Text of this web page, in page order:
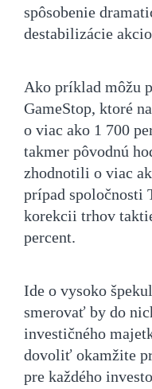
spôsobenie
destabilizácie
Ako príklad môžu
GameStop, ktoré
o viac ako 1 700
takmer pôvodnú
zhodnotili o viac
prípad spoločnosti
korekcii trhov
percent.
Ide o vysoko
smerovať by do
investičného
dovoliť okamžite
pre každého